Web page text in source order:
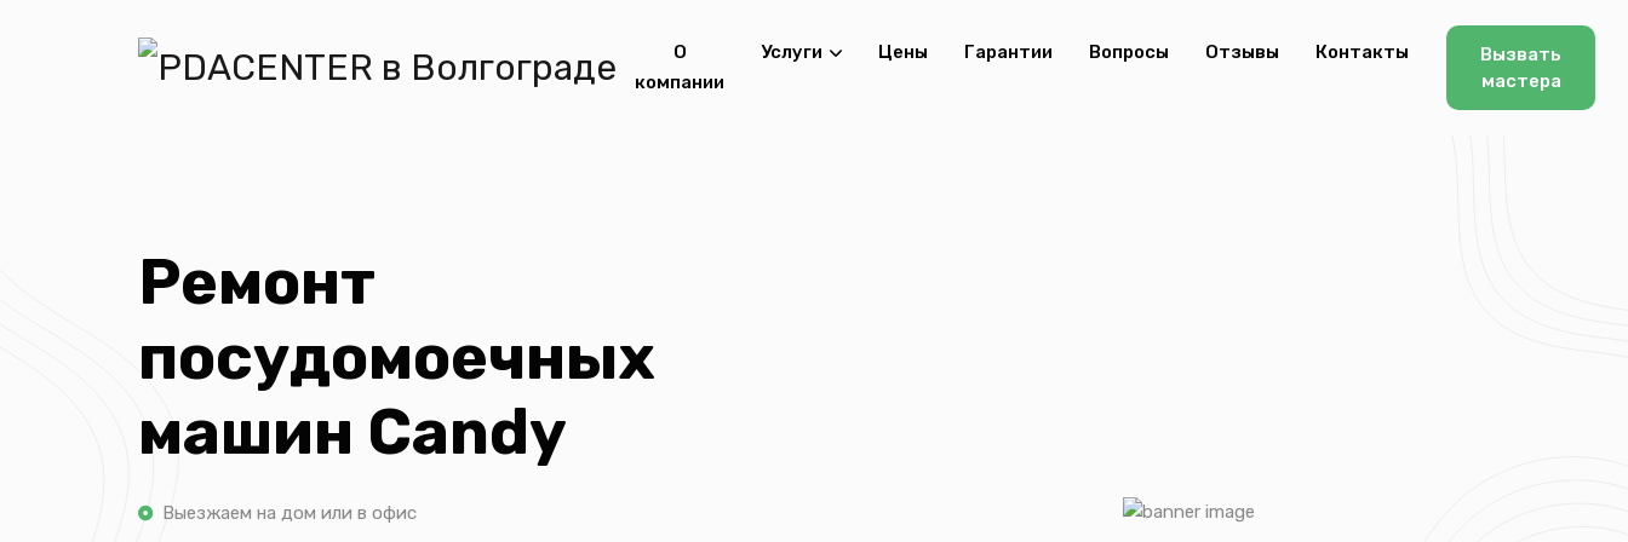
О
компании
Услуги Цены Гарантии Вопросы Отзывы Контакты
Вызвать
мастера
Ремонт
посудомоечных
машин Candy
Выезжаем на дом или в офис